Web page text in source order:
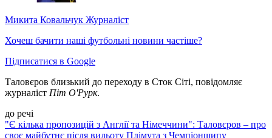
Микита Ковальчук Журналіст
Хочеш бачити наші футбольні новини частіше?
Підписатися в Google
Таловєров близький до переходу в Сток Сіті, повідомляє
журналіст Піт О'Рурк.
до речі
"Є кілька пропозицій з Англії та Німеччини": Таловєров – про
своє майбутнє після вильоту Плімута з Чемпіоншипу